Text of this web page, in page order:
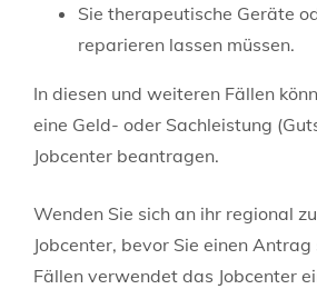
Sie therapeutische Geräte
reparieren lassen müssen.
In diesen und weiteren Fällen
eine Geld- oder Sachleistung
Jobcenter beantragen.
Wenden Sie sich an ihr regional
Jobcenter, bevor Sie einen
Fällen verwendet das Jobcenter